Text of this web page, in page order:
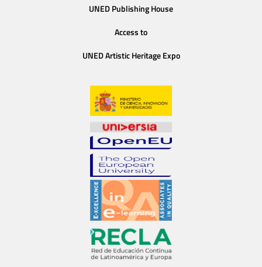
UNED Publishing House
Access to
UNED Artistic Heritage Expo